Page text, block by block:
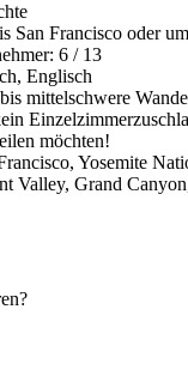
San Francisco oder
6 / 13
Englisch
mittelschwere
möchten!
Yosemite
Valley, Grand